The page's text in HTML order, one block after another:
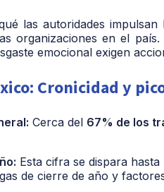
las autoridades impulsan
organizaciones en el
emocional exigen
Cronicidad y
Cerca del 67% de los
Esta cifra se dispara hasta
de cierre de año y